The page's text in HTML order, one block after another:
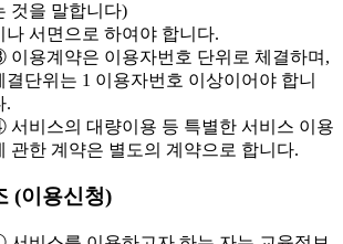
것을 말합니다)
나 서면으로 하여야 합니다.
이용계약은 이용자번호 단위로 체결하며,
결단위는 1 이용자번호 이상이어야 합니
.
서비스의 대량이용 등 특별한 서비스 이용
관한 계약은 별도의 계약으로 합니다.
(이용신청)